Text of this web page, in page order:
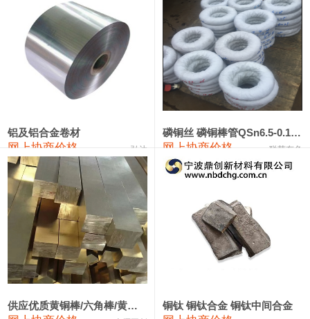
89,000—95,000 92,000 1,000
2#锑 85,000—91,000 88,000 1,000
1#镁 17,000—18,000 17,500 0
18,900—19,100 19,000 100
1#电解锰(99.7%袋装) 18,000—18,200 18,100 100
1#铬 60,000—82,000
553#硅 9,300—9,500
441#硅 9,600—9,800 9,700
3303#硅 10,300—10,500 10,400
2202#硅 14,100—14,300
金属硅3303#-2202# 10,400—14,200 12,300 0
铝及铝合金卷材
网上协商价格 弘达
磷铜丝 磷铜棒管QSn6.5-0.1 7-0.2 8-0.3
网上协商价格 联荣有色
供应优质黄铜棒/六角棒/黄铜方板 铜钛 铜钛合金 铜钛中间合金